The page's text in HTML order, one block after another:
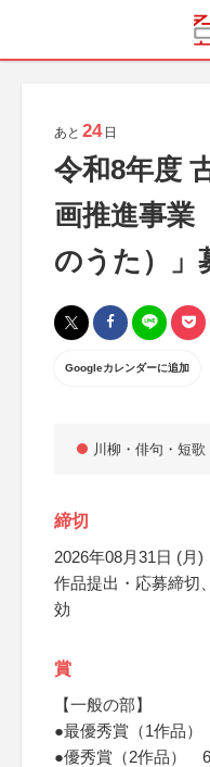
あと 24 日
令和8年度
画推進事業
のうた）」
Googleカレンダーに追加
川柳・俳句・短歌
締切
2026年08月31日 (月)
作品提出・応募締切
効
賞
【一般の部】
●最優秀賞（1作品
●優秀賞（2作品）